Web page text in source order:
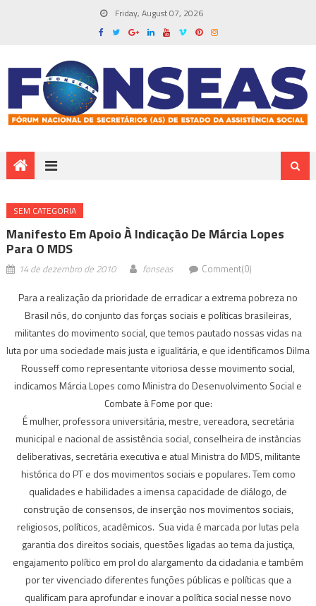
Friday, August 07, 2026
SEM CATEGORIA
Manifesto Em Apoio À Indicação De Márcia Lopes
Para O MDS
14 de dezembro de 2010 fonseas Comment(0)
Para a realização da prioridade de erradicar a extrema pobreza no
Brasil nós, do conjunto das forças sociais e políticas brasileiras,
militantes do movimento social, que temos pautado nossas vidas na
luta por uma sociedade mais justa e igualitária, e que identificamos Dilma
Rousseff como representante vitoriosa desse movimento social,
indicamos Márcia Lopes como Ministra do Desenvolvimento Social e
Combate à Fome por que:
É mulher, professora universitária, mestre, vereadora, secretária
municipal e nacional de assistência social, conselheira de instâncias
deliberativas, secretária executiva e atual Ministra do MDS, militante
histórica do PT e dos movimentos sociais e populares. Tem como
qualidades e habilidades a imensa capacidade de diálogo, de
construção de consensos, de inserção nos movimentos sociais,
religiosos, políticos, acadêmicos. Sua vida é marcada por lutas pela
garantia dos direitos sociais, questões ligadas ao tema da justiça,
engajamento político em prol do alargamento da cidadania e também
por ter vivenciado diferentes funções públicas e políticas que a
qualificam para aprofundar e inovar a política social nesse novo